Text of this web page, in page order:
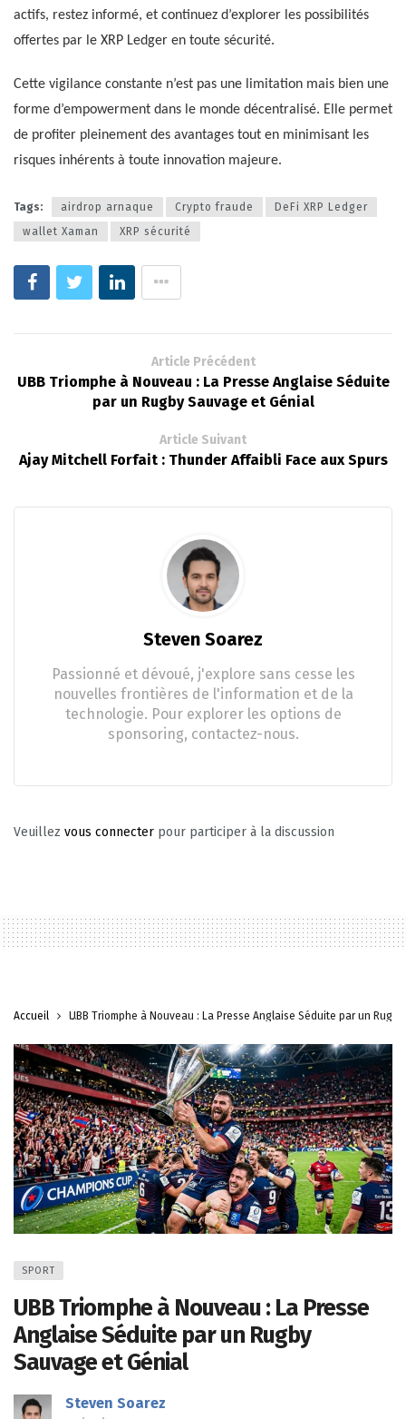
actifs, restez informé, et continuez d’explorer les possibilités
offertes par le XRP Ledger en toute sécurité.
Cette vigilance constante n’est pas une limitation mais bien une
forme d’empowerment dans le monde décentralisé. Elle permet
de profiter pleinement des avantages tout en minimisant les
risques inhérents à toute innovation majeure.
Tags: airdrop arnaque Crypto fraude
DeFi XRP Ledger
wallet Xaman
XRP sécurité
Article Précédent
UBB Triomphe à Nouveau : La Presse Anglaise Séduite
par un Rugby Sauvage et Génial
Article Suivant
Ajay Mitchell Forfait : Thunder Affaibli Face aux Spurs
Steven Soarez
Passionné et dévoué, j'explore sans cesse les
nouvelles frontières de l'information et de la
technologie. Pour explorer les options de
sponsoring, contactez-nous.
Veuillez vous connecter pour participer à la discussion
Accueil UBB Triomphe à Nouveau : La Presse Anglaise Séduite par un
SPORT
UBB Triomphe à Nouveau : La Presse
Anglaise Séduite par un Rugby
Sauvage et Génial
Steven Soarez